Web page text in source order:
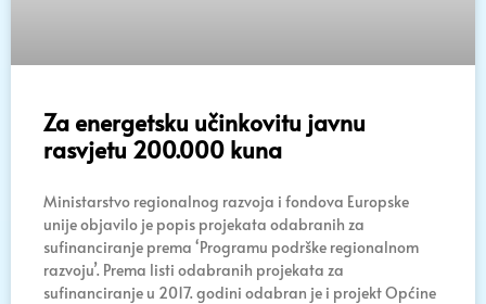
Za energetsku učinkovitu javnu
rasvjetu 200.000 kuna
Ministarstvo regionalnog razvoja i fondova Europske
unije objavilo je popis projekata odabranih za
sufinanciranje prema ‘Programu podrške regionalnom
razvoju’. Prema listi odabranih projekata za
sufinanciranje u 2017. godini odabran je i projekt Općine